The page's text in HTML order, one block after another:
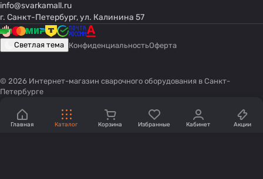
info@svarkamall.ru
г. Санкт-Петербург, ул. Калинина 57
Светлая тема КонфиденциальностьОферта
© 2026 Интернет-магазин сварочного оборудования в Санкт-
Петербурге
Главная Каталог Корзина Избранные Кабинет Акции